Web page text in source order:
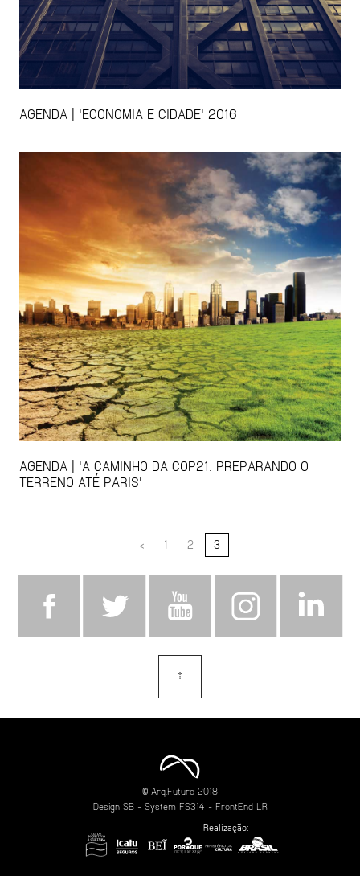
AGENDA | 'ECONOMIA E CIDADE' 2016
AGENDA | 'A CAMINHO DA COP21: PREPARANDO O
TERRENO ATÉ PARIS'
< 1 2 3
⇡
© Arq.Futuro 2018
Design SB- System FS314 - FrontEnd LR